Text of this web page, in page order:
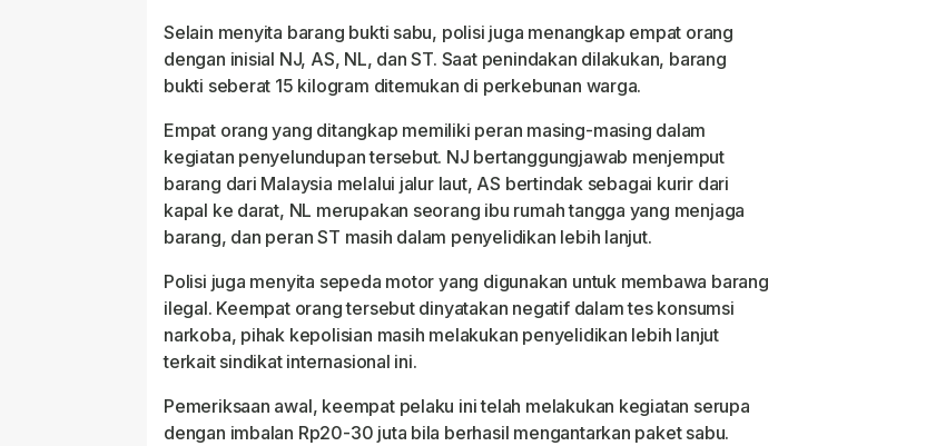
Selain menyita barang bukti sabu, polisi juga menangkap empat orang
dengan inisial NJ, AS, NL, dan ST. Saat penindakan dilakukan, barang
bukti seberat 15 kilogram ditemukan di perkebunan warga.
Empat orang yang ditangkap memiliki peran masing-masing dalam
kegiatan penyelundupan tersebut. NJ bertanggungjawab menjemput
barang dari Malaysia melalui jalur laut, AS bertindak sebagai kurir dari
kapal ke darat, NL merupakan seorang ibu rumah tangga yang menjaga
barang, dan peran ST masih dalam penyelidikan lebih lanjut.
Polisi juga menyita sepeda motor yang digunakan untuk membawa barang
ilegal. Keempat orang tersebut dinyatakan negatif dalam tes konsumsi
narkoba, pihak kepolisian masih melakukan penyelidikan lebih lanjut
terkait sindikat internasional ini.
Pemeriksaan awal, keempat pelaku ini telah melakukan kegiatan serupa
dengan imbalan Rp20-30 juta bila berhasil mengantarkan paket sabu.